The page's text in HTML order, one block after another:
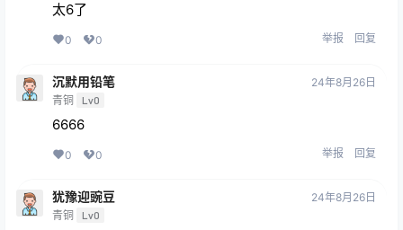
太6了
0 0 举报 回复
沉默用铅笔
青铜 Lv0
24年8月26日
6666
0 0 举报 回复
犹豫迎豌豆
青铜 Lv0
24年8月26日